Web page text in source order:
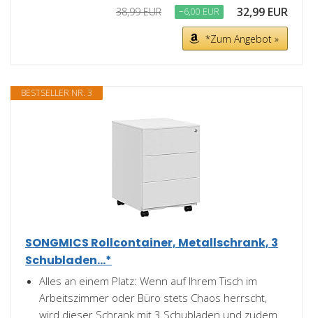
38,99 EUR −6,00 EUR 32,99 EUR
*Zum Angebot »
BESTSELLER NR. 3
SONGMICS Rollcontainer, Metallschrank, 3
Schubladen...*
Alles an einem Platz: Wenn auf Ihrem Tisch im
Arbeitszimmer oder Büro stets Chaos herrscht,
wird dieser Schrank mit 3 Schubladen und zudem